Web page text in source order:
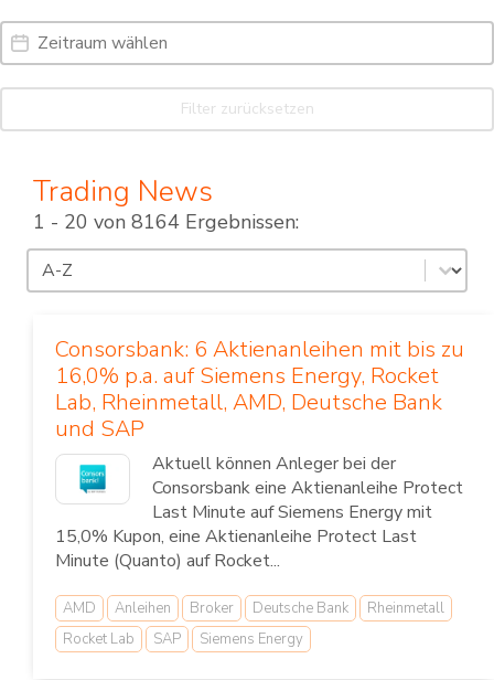
Date Range
Date
Filter zurücksetzen
Trading News
1 - 20 von 8164 Ergebnissen:
Sortierung
Sort content
Consorsbank: 6 Aktienanleihen mit bis zu
16,0% p.a. auf Siemens Energy, Rocket
Lab, Rheinmetall, AMD, Deutsche Bank
und SAP
Aktuell können Anleger bei der
Consorsbank eine Aktienanleihe Protect
Last Minute auf Siemens Energy mit
15,0% Kupon, eine Aktienanleihe Protect Last
Minute (Quanto) auf Rocket...
AMD Anleihen Broker Deutsche Bank
Rheinmetall
Rocket Lab
SAP Siemens Energy